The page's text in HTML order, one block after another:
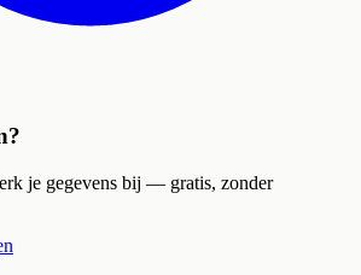
je gegevens bij — gratis, zonder